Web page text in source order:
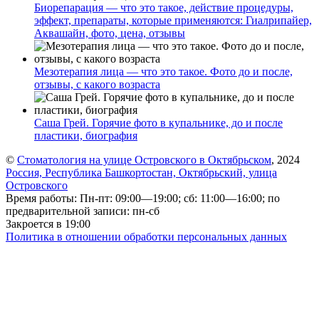
Биорепарация — что это такое, действие процедуры,
эффект, препараты, которые применяются: Гиалрипайер,
Аквашайн, фото, цена, отзывы
Мезотерапия лица — что это такое. Фото до и после,
отзывы, с какого возраста
Саша Грей. Горячие фото в купальнике, до и после
пластики, биография
© Стоматология на улице Островского в Октябрьском, 2024
Россия, Республика Башкортостан, Октябрьский, улица
Островского
Время работы: Пн-пт: 09:00—19:00; сб: 11:00—16:00; по
предварительной записи: пн-сб
Закроется в 19:00
Политика в отношении обработки персональных данных